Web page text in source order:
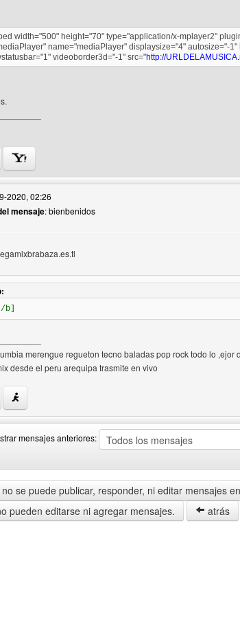
width="500" height="70" type="application/x-mplayer2"
name="mediaPlayer" displaysize="4" autosize="-
videoborder3d="-1" src="http://
sitio web del autor: master-nemesis
usuario
2020, 02:26
mensaje: bienbenidos
b]
merengue regueton tecno baladas pop rock todo lo
desde el peru arequipa trasmite en vivo
sitio web del autor: radiomegamix94
mensajes anteriores:
se puede publicar, responder, ni editar mensajes
pueden editarse ni agregar mensajes.
atrás